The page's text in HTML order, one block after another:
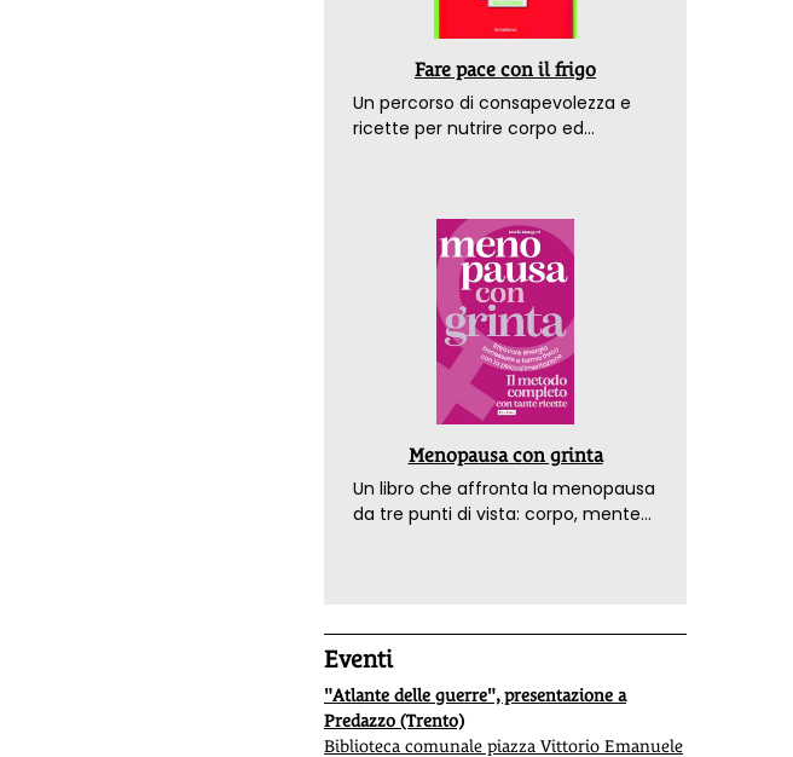
Fare pace con il frigo
Un percorso di consapevolezza e
ricette per nutrire corpo ed
Menopausa con grinta
Un libro che affronta la menopausa
da tre punti di vista: corpo, mente
Eventi
"Atlante delle guerre", presentazione a
Predazzo (Trento)
Biblioteca comunale piazza Vittorio Emanuele